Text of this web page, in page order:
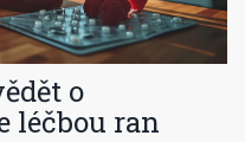
o
léčbou ran